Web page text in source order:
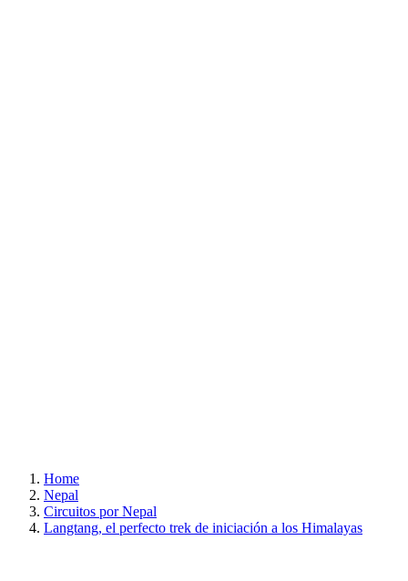
Home
Nepal
Circuitos por Nepal
Langtang, el perfecto trek de iniciación a los Himalayas